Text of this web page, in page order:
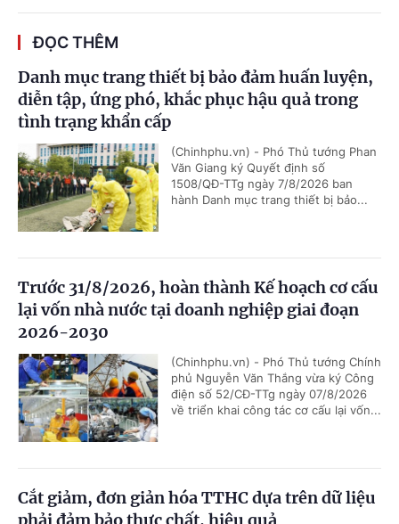
ĐỌC THÊM
Danh mục trang thiết bị bảo đảm huấn luyện,
diễn tập, ứng phó, khắc phục hậu quả trong
tình trạng khẩn cấp
(Chinhphu.vn) - Phó Thủ tướng Phan
Văn Giang ký Quyết định số
1508/QĐ-TTg ngày 7/8/2026 ban
hành Danh mục trang thiết bị bảo...
Trước 31/8/2026, hoàn thành Kế hoạch cơ cấu
lại vốn nhà nước tại doanh nghiệp giai đoạn
2026-2030
(Chinhphu.vn) - Phó Thủ tướng Chính
phủ Nguyễn Văn Thắng vừa ký Công
điện số 52/CĐ-TTg ngày 07/8/2026
về triển khai công tác cơ cấu lại vốn...
Cắt giảm, đơn giản hóa TTHC dựa trên dữ liệu